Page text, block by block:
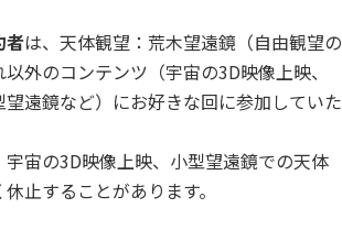
者は、天体観望：荒木望遠鏡（自由観望の
外のコンテンツ（宇宙の3D映像上映、
遠鏡など）にお好きな回に参加していた
宙の3D映像上映、小型望遠鏡での天体
止することがあります。